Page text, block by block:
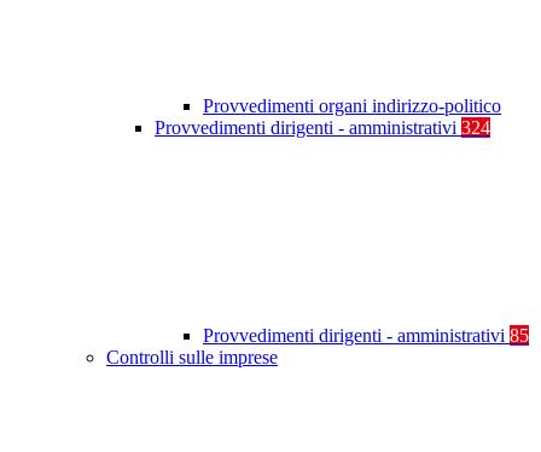
Provvedimenti organi indirizzo-politico
Provvedimenti dirigenti - amministrativi 324
Provvedimenti dirigenti - amministrativi 85
Controlli sulle imprese